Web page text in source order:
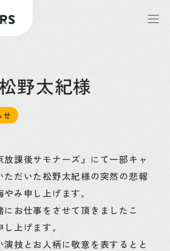
野太紀様
せ
課後サモナーズ』にて一部キャ
ただいた松野太紀様の突然の悲報
み申し上げます。
にお仕事をさせて頂きましたこ
上げます。
演技とお人柄に敬意を表するとと